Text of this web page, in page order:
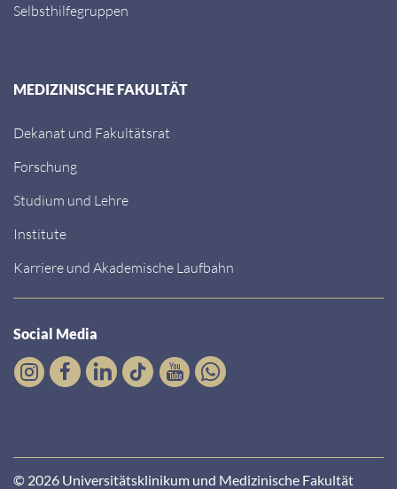
Selbsthilfegruppen
MEDIZINISCHE FAKULTÄT
Dekanat und Fakultätsrat
Forschung
Studium und Lehre
Institute
Karriere und Akademische Laufbahn
Social Media
© 2026 Universitätsklinikum und Medizinische Fakultät